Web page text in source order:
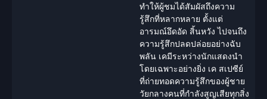
ทำให้ผู้ชมได้สัมผัสถึงความ
รู้สึกที่หลากหลาย ตั้งแต่
อารมณ์อึดอัด สิ้นหวัง ไปจนถึง
ความรู้สึกปลดปล่อยอย่างฉับ
พลัน เคมีระหว่างนักแสดงนำ
โดยเฉพาะอย่างยิ่ง เค สเปซีย์
ที่ถ่ายทอดความรู้สึกของผู้ชาย
วัยกลางคนที่กำลังสูญเสียทุกสิ่ง